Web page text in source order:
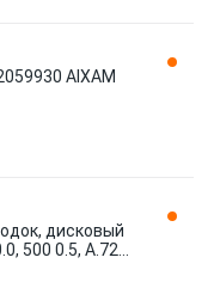
AIXAM
дисковый
500 0.5, A.721